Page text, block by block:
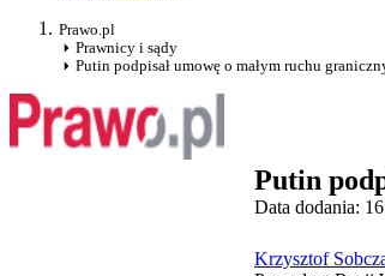
Prawo.pl
Prawnicy i sądy
Putin podpisał umowę o małym ruchu
Putin
Data dodania:
Krzysztof